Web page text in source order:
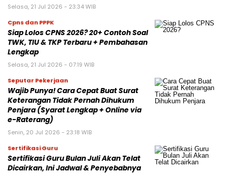
Selasa, 21 Jul 2026 - 23:34 WIB
Cpns dan PPPK
Siap Lolos CPNS 2026? 20+ Contoh Soal
TWK, TIU & TKP Terbaru + Pembahasan
Lengkap
Selasa, 21 Jul 2026 - 07:19 WIB
Seputar Pekerjaan
Wajib Punya! Cara Cepat Buat Surat
Keterangan Tidak Pernah Dihukum
Penjara (Syarat Lengkap + Online via
e-Raterang)
Senin, 20 Jul 2026 - 23:18 WIB
Sertifikasi Guru
Sertifikasi Guru Bulan Juli Akan Telat
Dicairkan, Ini Jadwal & Penyebabnya